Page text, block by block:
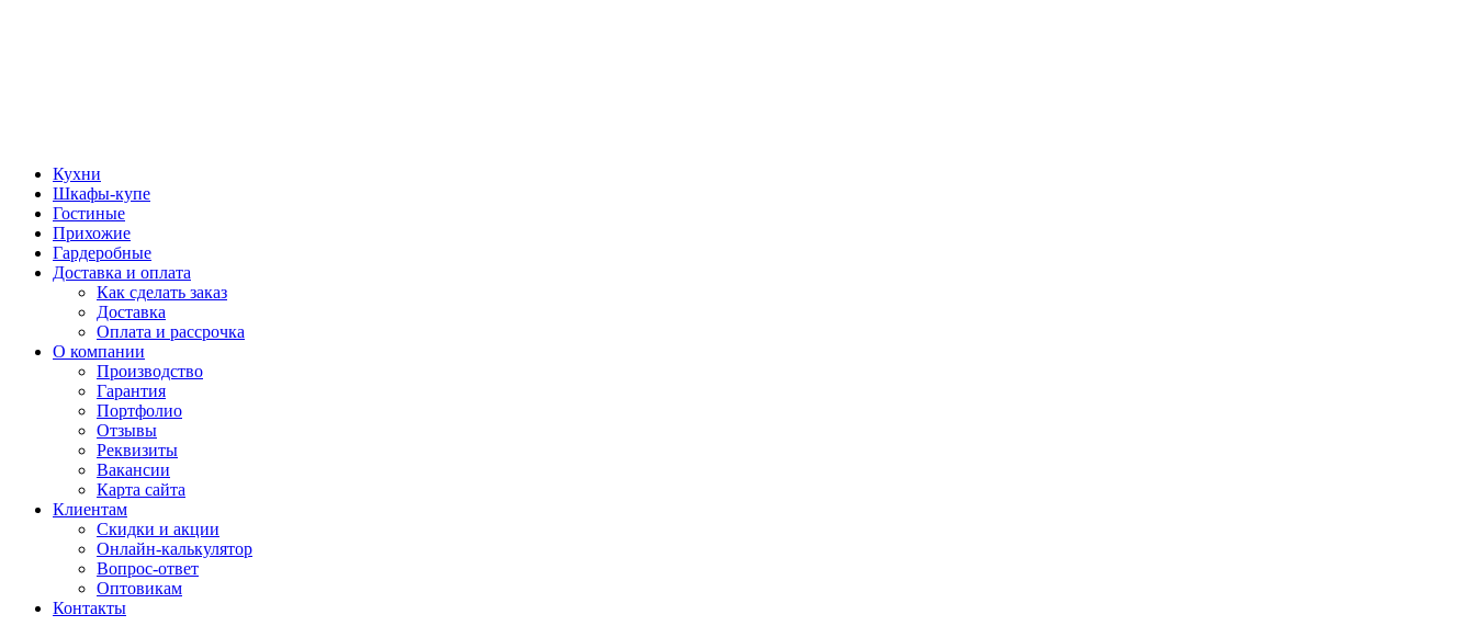
Кухни
Шкафы-купе
Гостиные
Прихожие
Гардеробные
Доставка и оплата
Как сделать заказ
Доставка
Оплата и рассрочка
О компании
Производство
Гарантия
Портфолио
Отзывы
Реквизиты
Вакансии
Карта сайта
Клиентам
Скидки и акции
Онлайн-калькулятор
Вопрос-ответ
Оптовикам
Контакты